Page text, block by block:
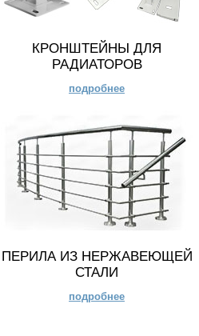
КРОНШТЕЙНЫ ДЛЯ
РАДИАТОРОВ
подробнее
ПЕРИЛА ИЗ НЕРЖАВЕЮЩЕЙ
СТАЛИ
подробнее